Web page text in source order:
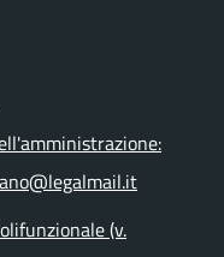
(v.